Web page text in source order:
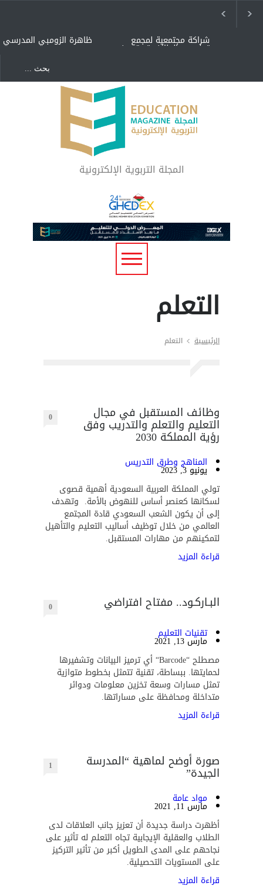
ظاهرة الزومبي المدرسي شراكة مجتمعية لمجمع
تعليمي بالطائف تستهدف
"كنت أنضرب ومافيني إلا
العافية" هل هذا مبرر
لاستمرار أسلوب التربية
المتوارث؟
لماذا تعد برامج توعية الأطفال
بخصوصية الجسد وقاية لا
فضول؟
المجلة التربوية الإلكترونية
التعلم
الرئيسية التعلم
وظائف المستقبل في مجال
التعليم والتعلم والتدريب وفق
رؤية المملكة 2030
0
المناهج وطرق التدريس
يونيو 3, 2023
تولي المملكة العربية السعودية أهمية قصوى
لسكانها كعنصر أساس للنهوض بالأمة. وتهدف
إلى أن يكون الشعب السعودي قادة المجتمع
العالمي من خلال توظيف أساليب التعليم والتأهيل
لتمكينهم من مهارات المستقبل.
قراءة المزيد
البـاركـود.. مفتاح افتراضي 0
تقنيات التعليم
مارس 13, 2021
مصطلح “Barcode“ أي ترميز البيانات وتشفيرها
لحمايتها. ببساطة، تقنية تتمثل بخطوط متوازية
تمثل مسارات وسعة تخزين معلومات ودوائر
متداخلة ومحافظة على مساراتها.
قراءة المزيد
صورة أوضح لماهية “المدرسة
الجيدة” 1
مواد عامة
مارس 11, 2021
أظهرت دراسة جديدة أن تعزيز جانب العلاقات لدى
الطلاب والعقلية الإيجابية تجاه التعلم له تأثير على
نجاحهم على المدى الطويل أكبر من تأثير التركيز
على المستويات التحصيلية.
قراءة المزيد